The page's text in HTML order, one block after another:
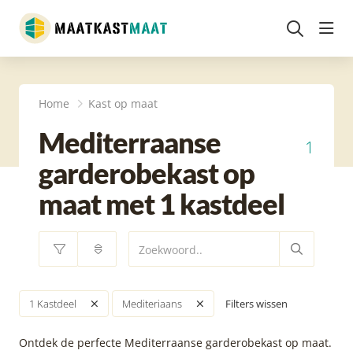
Home Kast op maat
Mediterraanse
garderobekast op
maat met 1 kastdeel
1
1 Kastdeel Mediteriaans Filters wissen
Ontdek de perfecte Mediterraanse garderobekast op maat.